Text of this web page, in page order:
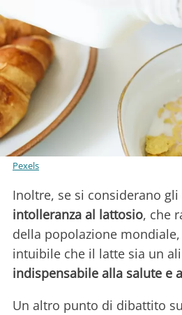
Pexels
Inoltre, se si considerano
intolleranza al lattosio, che
della popolazione
intuibile che il latte sia un
indispensabile alla salute e
Un altro punto di dibattito